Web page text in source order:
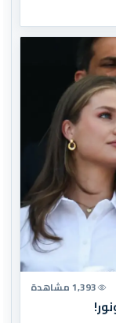
1,393 مشاهدة